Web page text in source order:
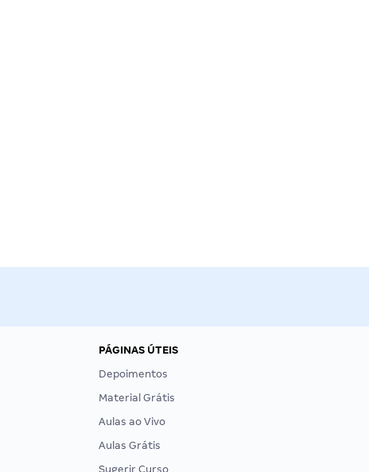
PÁGINAS ÚTEIS
Depoimentos
Material Grátis
Aulas ao Vivo
Aulas Grátis
Sugerir Curso